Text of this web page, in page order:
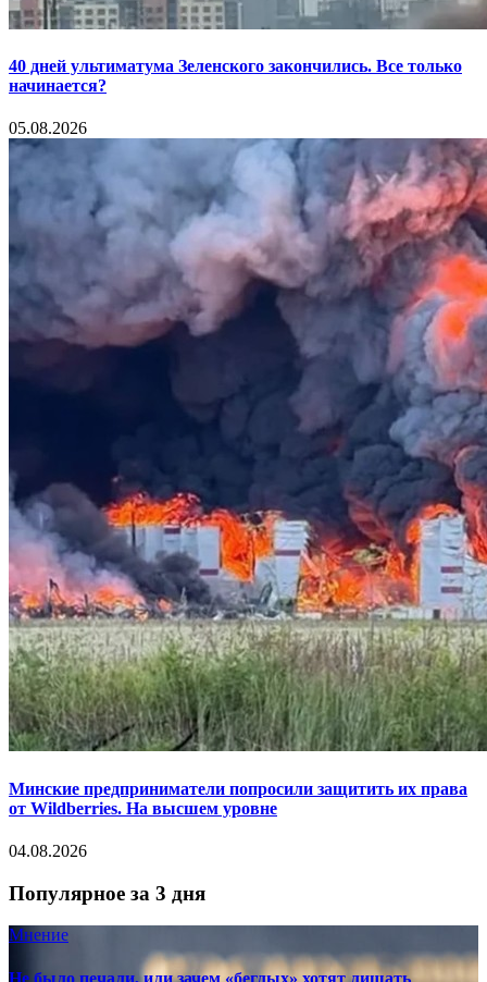
40 дней ультиматума Зеленского закончились. Все только
начинается?
05.08.2026
Минские предприниматели попросили защитить их права
от Wildberries. На высшем уровне
04.08.2026
Популярное за 3 дня
Мнение
Не было печали, или зачем «беглых» хотят лишать